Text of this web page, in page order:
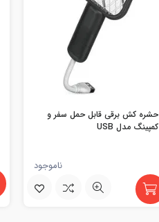
حشره کش برقی قابل حمل سفر و
کمپینگ مدل USB
ناموجود